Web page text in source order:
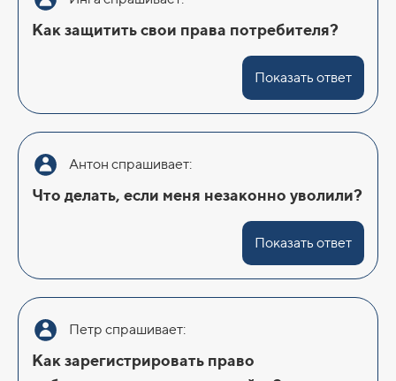
Как защитить свои права потребителя?
Показать ответ
Антон спрашивает:
Что делать, если меня незаконно уволили?
Показать ответ
Петр спрашивает:
Как зарегистрировать право